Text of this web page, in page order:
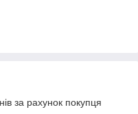
за рахунок покупця